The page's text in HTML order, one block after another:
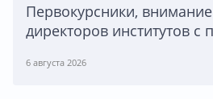
Первокурсники,
директоров институтов с
6 августа 2026